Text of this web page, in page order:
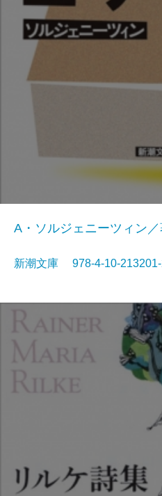
A・ソルジェニーツィン
新潮文庫 978-4-10-